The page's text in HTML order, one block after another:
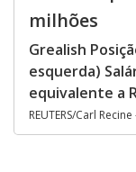
milhões
Grealish
esquerda)
equivalente a
REUTERS/Carl